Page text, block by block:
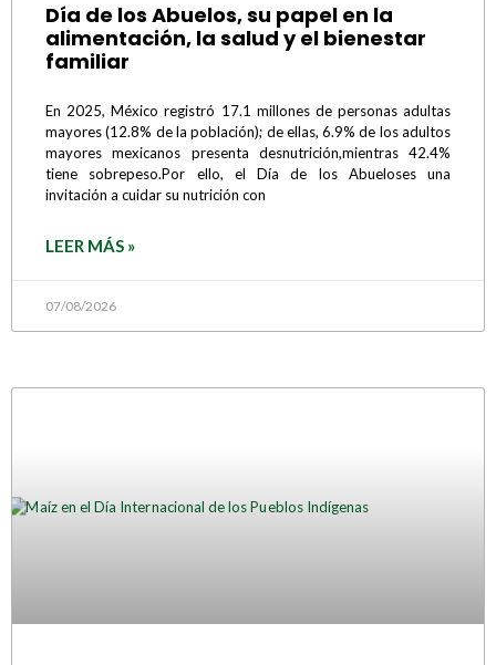
Día de los Abuelos, su papel en la
alimentación, la salud y el bienestar
familiar
En 2025, México registró 17.1 millones de personas adultas
mayores (12.8% de la población); de ellas, 6.9% de los adultos
mayores mexicanos presenta desnutrición,mientras 42.4%
tiene sobrepeso.Por ello, el Día de los Abueloses una
invitación a cuidar su nutrición con
LEER MÁS »
07/08/2026